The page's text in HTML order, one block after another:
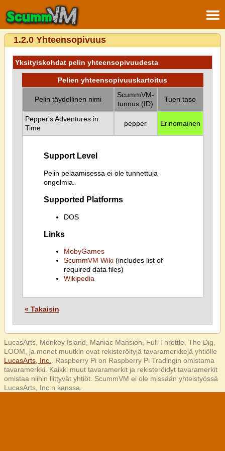
1.2.0 Yhteensopivuus
Yksityiskohdat pelin yhteensopivuudesta
Pelien yhteensopivuuskartoitus
Pelin täydellinen nimi
ScummVM-
tunnus (ID)
Tuen taso
Pepper's Adventures in
Time
pepper Erinomainen
Support Level
Pelin pelaamisessa ei ole tunnettuja
ongelmia.
Supported Platforms
DOS
Links
MobyGames
ScummVM Wiki(includes list of
required data files)
Wikipedia
« Takaisin
LucasArts, Monkey Island, Maniac Mansion, Full Throttle, The Dig,
LOOM, ja monet muutkin ovat rekisteröityjä tavaramerkkejä yhtiölle
LucasArts, Inc.
. Raspberry Pi on Raspberry Pi Tradingin omistama
tavaramerkki. Kaikki muut tavaramerkit ja rekisteröidyt tavaramerkit
omistaa niihin liittyvät yhtiöt. ScummVM ei ole missään yhteistyössä
LucasArts, Inc:n kanssa.